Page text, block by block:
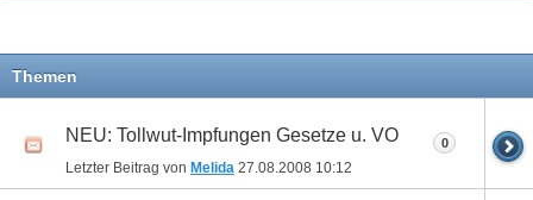
Themen
NEU: Tollwut-Impfungen Gesetze u. VO
Letzter Beitrag von Melida 27.08.2008 10:12
0